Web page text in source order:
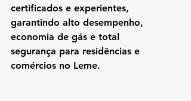
certificados e experientes,
garantindo alto desempenho,
economia de gás e total
segurança para residências e
comércios no Leme.